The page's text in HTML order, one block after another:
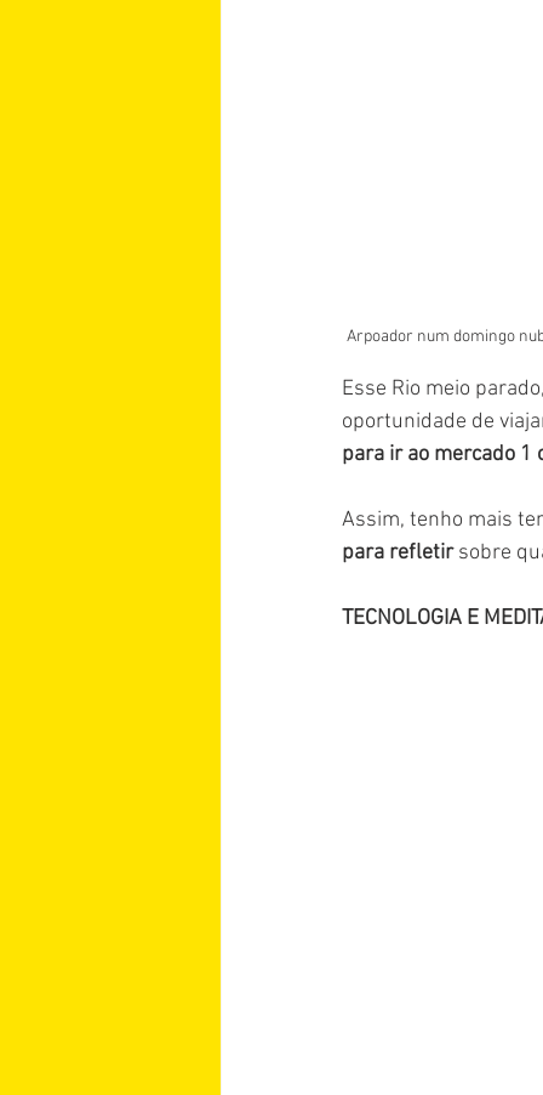
Arpoador num domingo
Esse Rio meio
oportunidade de
para ir ao mercado 1
Assim, tenho mais
para refletir sobre
TECNOLOGIA E